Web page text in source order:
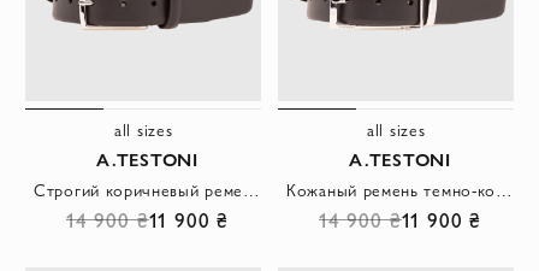
all sizes
A.TESTONI
Строгий коричневый ремень из гладкой кожи с лаконичной прямоугольной пряжкой
14 900 ₴11 900 ₴
all sizes
A.TESTONI
Кожаный ремень темно-коричневого цвета с акцентным металлическим зажимом
14 900 ₴11 900 ₴